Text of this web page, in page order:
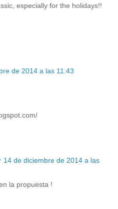
especially for the holidays!!
de 2014 a las 11:43
14 de diciembre de 2014 a las
la propuesta !